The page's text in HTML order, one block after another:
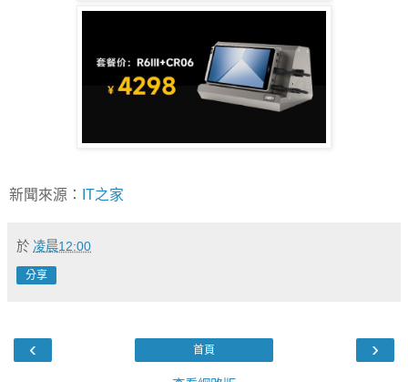
新聞來源： IT之家
於 凌晨12:00
分享
‹ ›
首頁